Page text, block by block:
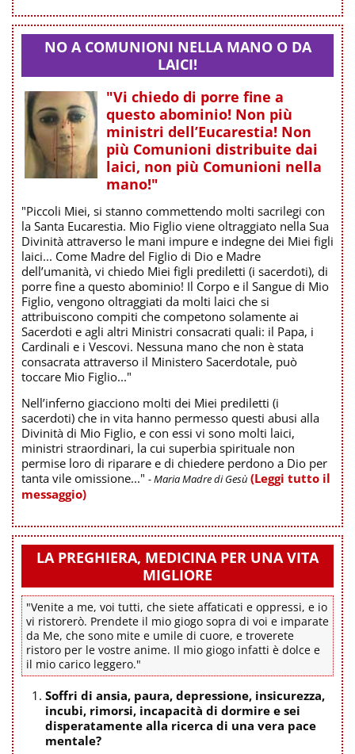
NO A COMUNIONI NELLA MANO O DA
LAICI!
"Vi chiedo di porre fine a
questo abominio! Non più
ministri dell’Eucarestia! Non
più Comunioni distribuite dai
laici, non più Comunioni nella
mano!"
"Piccoli Miei, si stanno commettendo molti sacrilegi con
la Santa Eucarestia. Mio Figlio viene oltraggiato nella Sua
Divinità attraverso le mani impure e indegne dei Miei figli
laici... Come Madre del Figlio di Dio e Madre
dell’umanità, vi chiedo Miei figli prediletti (i sacerdoti), di
porre fine a questo abominio! Il Corpo e il Sangue di Mio
Figlio, vengono oltraggiati da molti laici che si
attribuiscono compiti che competono solamente ai
Sacerdoti e agli altri Ministri consacrati quali: il Papa, i
Cardinali e i Vescovi. Nessuna mano che non è stata
consacrata attraverso il Ministero Sacerdotale, può
toccare Mio Figlio..."
Nell’inferno giacciono molti dei Miei prediletti (i
sacerdoti) che in vita hanno permesso questi abusi alla
Divinità di Mio Figlio, e con essi vi sono molti laici,
ministri straordinari, la cui superbia spirituale non
permise loro di riparare e di chiedere perdono a Dio per
tanta vile omissione..." - Maria Madre di Gesù (Leggi tutto il
messaggio)
LA PREGHIERA, MEDICINA PER UNA VITA
MIGLIORE
"Venite a me, voi tutti, che siete affaticati e oppressi, e io
vi ristorerò. Prendete il mio giogo sopra di voi e imparate
da Me, che sono mite e umile di cuore, e troverete
ristoro per le vostre anime. Il mio giogo infatti è dolce e
il mio carico leggero."
Soffri di ansia, paura, depressione, insicurezza,
incubi, rimorsi, incapacità di dormire e sei
disperatamente alla ricerca di una vera pace
mentale?